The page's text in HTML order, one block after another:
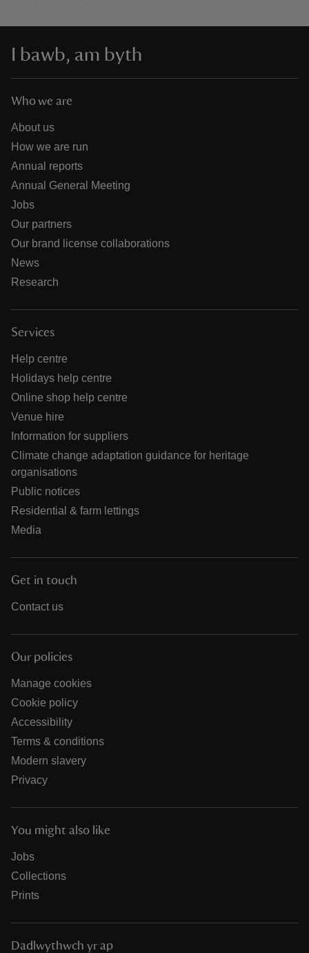
I bawb, am byth
Who we are
About us
How we are run
Annual reports
Annual General Meeting
Jobs
Our partners
Our brand license collaborations
News
Research
Services
Help centre
Holidays help centre
Online shop help centre
Venue hire
Information for suppliers
Climate change adaptation guidance for heritage
organisations
Public notices
Residential & farm lettings
Media
Get in touch
Contact us
Our policies
Manage cookies
Cookie policy
Accessibility
Terms & conditions
Modern slavery
Privacy
You might also like
Jobs
Collections
Prints
Dadlwythwch yr ap